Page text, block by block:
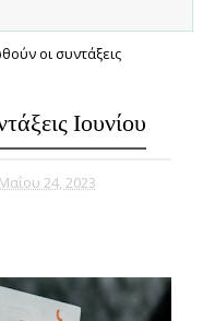
οι συντάξεις
Ιουνίου
24, 2023